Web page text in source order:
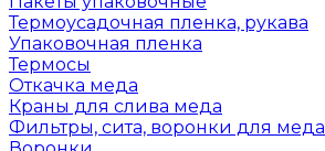
Термоусадочная пленка, рукава
Упаковочная пленка
Термосы
Откачка меда
Краны для слива меда
Фильтры, сита, воронки для меда